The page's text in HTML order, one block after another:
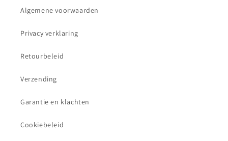
Algemene voorwaarden
Privacy verklaring
Retourbeleid
Verzending
Garantie en klachten
Cookiebeleid